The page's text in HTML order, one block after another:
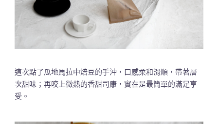
這次點了瓜地馬拉中焙豆的手沖，口感柔和滑順，帶著層
次甜味；再咬上微熱的香甜司康，實在是最簡單的滿足享
受。